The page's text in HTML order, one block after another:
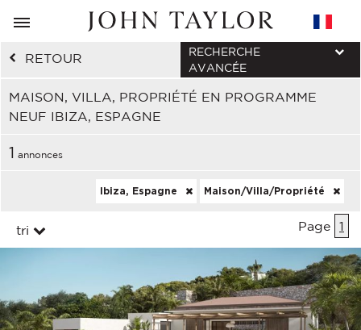
RETOUR
MAISON, VILLA, PROPRIÉTÉ EN PROGRAMME
NEUF IBIZA, ESPAGNE
RECHERCHE
AVANCÉE
1 annonces
Ibiza, Espagne Maison/Villa/Propriété
tri Page 1